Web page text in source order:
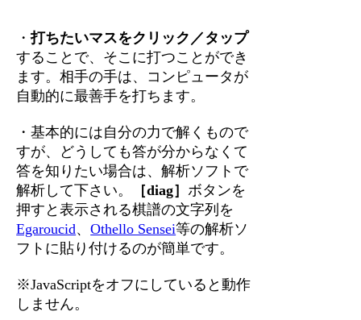
・打ちたいマスをクリック／タップ
することで、そこに打つことができ
ます。相手の手は、コンピュータが
自動的に最善手を打ちます。
・基本的には自分の力で解くもので
すが、どうしても答が分からなくて
答を知りたい場合は、解析ソフトで
解析して下さい。
［diag］ ボタンを
押すと表示される棋譜の文字列を
Egaroucid、Othello Sensei等の解析ソ
フトに貼り付けるのが簡単です。
※JavaScriptをオフにしていると動作
しません。